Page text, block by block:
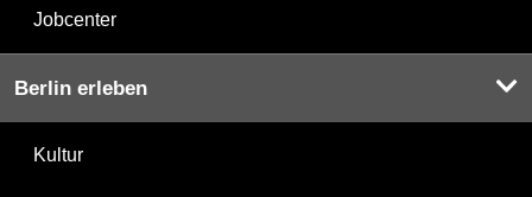
Jobcenter
Berlin erleben
Kultur